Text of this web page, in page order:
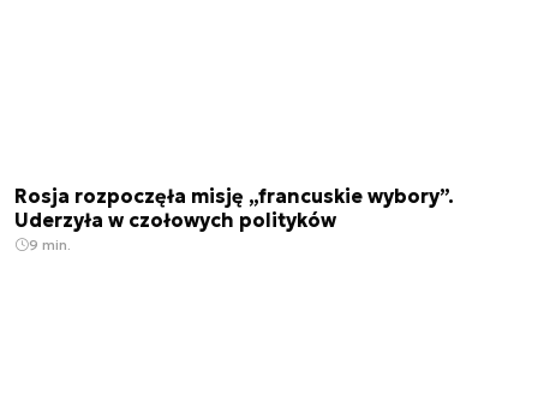
Rosja rozpoczęła misję „francuskie wybory”.
Uderzyła w czołowych polityków
9 min.